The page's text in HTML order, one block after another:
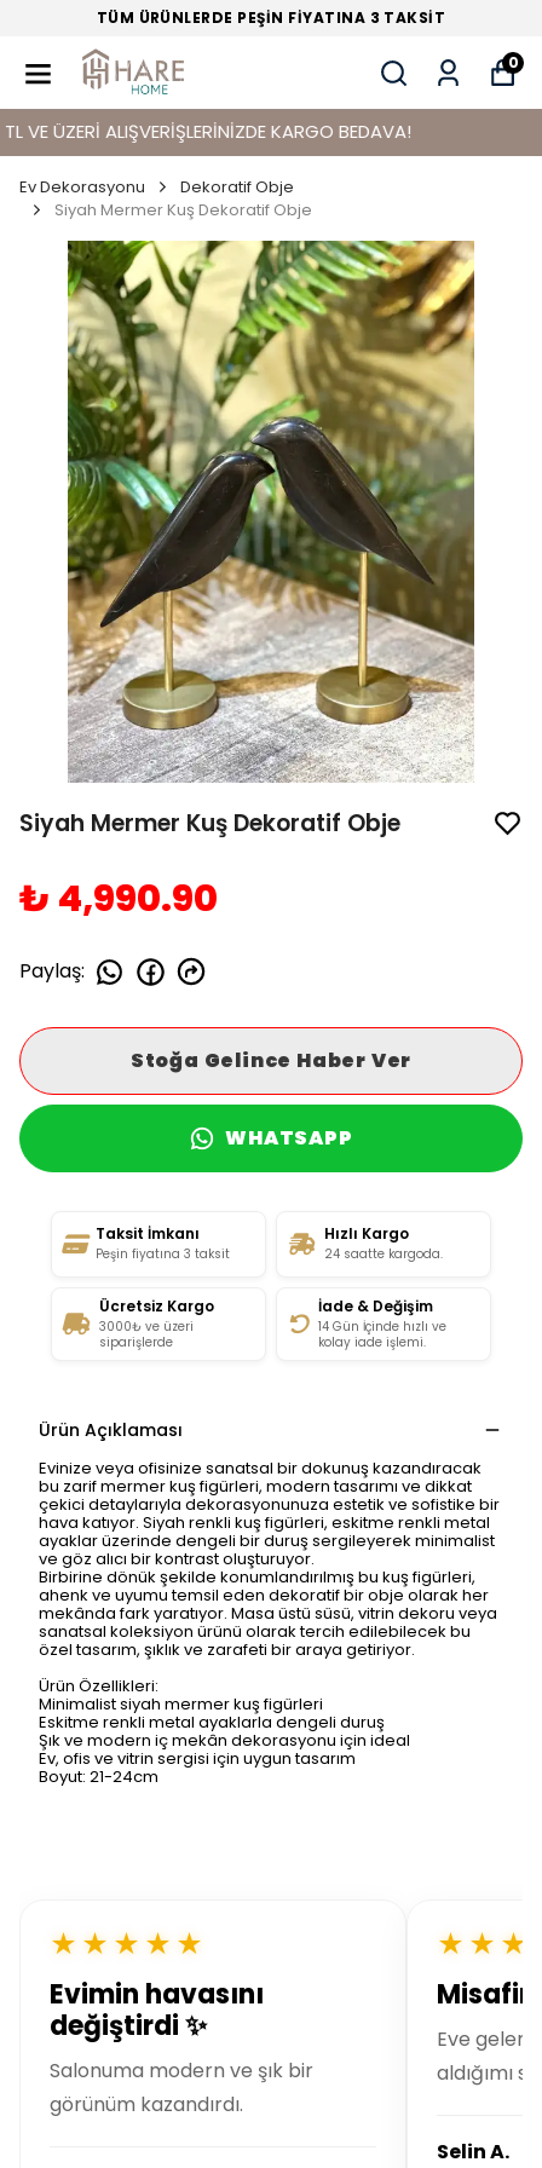
TÜM ÜRÜNLERDE PEŞİN FİYATINA 3 TAKSİT
0
ALIŞVERİŞLERİNİZDE KARGO BEDAVA!
Ev Dekorasyonu
Dekoratif Obje
Siyah Mermer Kuş Dekoratif Obje
Siyah Mermer Kuş Dekoratif Obje
₺ 4,990.90
Paylaş:
Stoğa Gelince Haber Ver
WHATSAPP
Taksit İmkanı
Peşin fiyatına 3 taksit
Hızlı Kargo
24 saatte kargoda.
Ücretsiz Kargo
3000₺ ve üzeri
siparişlerde
İade & Değişim
14 Gün İçinde hızlı ve
kolay iade işlemi.
Ürün Açıklaması
Evinize veya ofisinize sanatsal bir dokunuş kazandıracak
bu zarif mermer kuş figürleri, modern tasarımı ve dikkat
çekici detaylarıyla dekorasyonunuza estetik ve sofistike bir
hava katıyor. Siyah renkli kuş figürleri, eskitme renkli metal
ayaklar üzerinde dengeli bir duruş sergileyerek minimalist
ve göz alıcı bir kontrast oluşturuyor.
Birbirine dönük şekilde konumlandırılmış bu kuş figürleri,
ahenk ve uyumu temsil eden dekoratif bir obje olarak her
mekânda fark yaratıyor. Masa üstü süsü, vitrin dekoru veya
sanatsal koleksiyon ürünü olarak tercih edilebilecek bu
özel tasarım, şıklık ve zarafeti bir araya getiriyor.
Ürün Özellikleri:
Minimalist siyah mermer kuş figürleri
Eskitme renkli metal ayaklarla dengeli duruş
Şık ve modern iç mekân dekorasyonu için ideal
Ev, ofis ve vitrin sergisi için uygun tasarım
Boyut: 21-24cm
★★★★★
Evimin havasını
değiştirdi ✨
Salonuma modern ve şık bir
görünüm kazandırdı.
Eve gelen
aldığımı
Selin A.